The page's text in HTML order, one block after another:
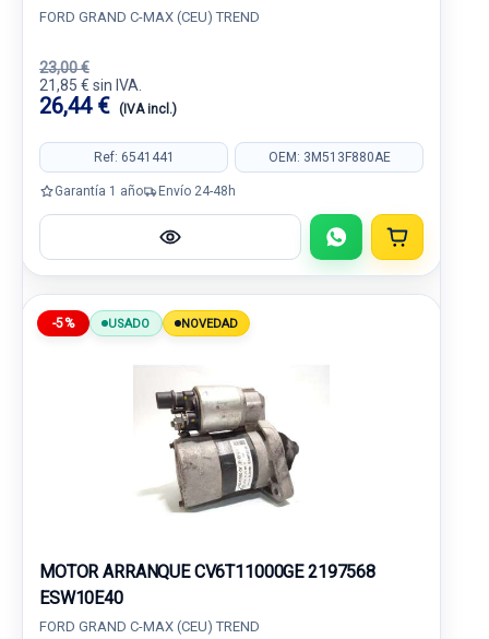
FORD GRAND C-MAX (CEU) TREND
23,00 €
21,85 € sin IVA.
26,44 € (IVA incl.)
Ref: 6541441 OEM: 3M513F880AE
Garantía 1 año Envío 24-48h
-5% USADO NOVEDAD
MOTOR ARRANQUE CV6T11000GE 2197568
ESW10E40
FORD GRAND C-MAX (CEU) TREND